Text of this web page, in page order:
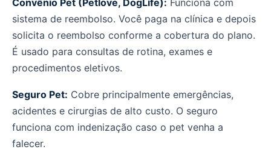
sistema de reembolso. Você paga na clínica e depois
solicita o reembolso conforme a cobertura do plano.
É usado para consultas de rotina, exames e
procedimentos eletivos.
Seguro Pet: Cobre principalmente emergências,
acidentes e cirurgias de alto custo. O seguro
funciona com indenização caso o pet venha a
falecer.